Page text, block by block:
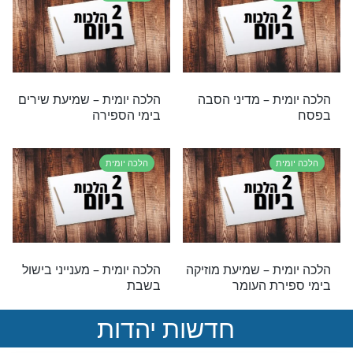
אבידה''?
– שמיעת קריאת
הלכה יומית
הלכה יומית – פרשת זכור
הלכה יומית